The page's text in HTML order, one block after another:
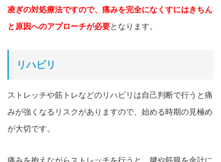
凌ぎの対処療法ですので、痛みを完全になくすにはきちん
と原因へのアプローチが必要となります。
リハビリ
ストレッチや筋トレなどのリハビリは自己判断で行うと痛
みが強くなるリスクがありますので、始める時期の見極め
が大切です。
痛みを抱えながらストレッチを行うと、腱や筋膜を余計に